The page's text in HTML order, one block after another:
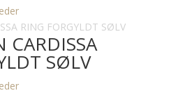
kan
vælges
på
Dette
vare
har
flere
varianter.
CARDISSA
SØLV
Dette